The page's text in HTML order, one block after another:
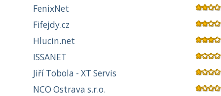
FenixNet
Fifejdy.cz
Hlucin.net
ISSANET
Jiří Tobola - XT Servis
NCO Ostrava s.r.o.